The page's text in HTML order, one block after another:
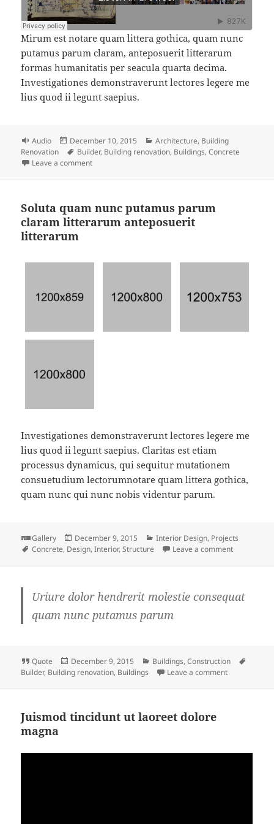
Mirum est notare quam littera gothica, quam nunc
putamus parum claram, anteposuerit litterarum
formas humanitatis per seacula quarta decima.
Investigationes demonstraverunt lectores legere me
lius quod ii legunt saepius.
Format
Audio
Posted
on
December 10, 2015 Categories
Architecture, Building
Renovation
Tags
Builder, Building renovation, Buildings,Concrete
Leave a commenton Building Renovation Podcast
Soluta quam nunc putamus parum
claram litterarum anteposuerit
litterarum
Investigationes demonstraverunt lectores legere me
lius quod ii legunt saepius. Claritas est etiam
processus dynamicus, qui sequitur mutationem
consuetudium lectorumnotare quam littera gothica,
quam nunc qui nunc nobis videntur parum.
Format
Gallery
Posted
on
December 9, 2015 Categories
Interior Design, Projects
Tags
Concrete, Design,Interior,Structure Leave a commenton Soluta
Uriure dolor hendrerit molestie consequat
quam nunc putamus parum
Format
Quote
Posted
on
December 9, 2015 Categories
Buildings,Construction
Builder, Building renovation, Buildings Leave a commenton
Juismod tincidunt ut laoreet dolore
magna